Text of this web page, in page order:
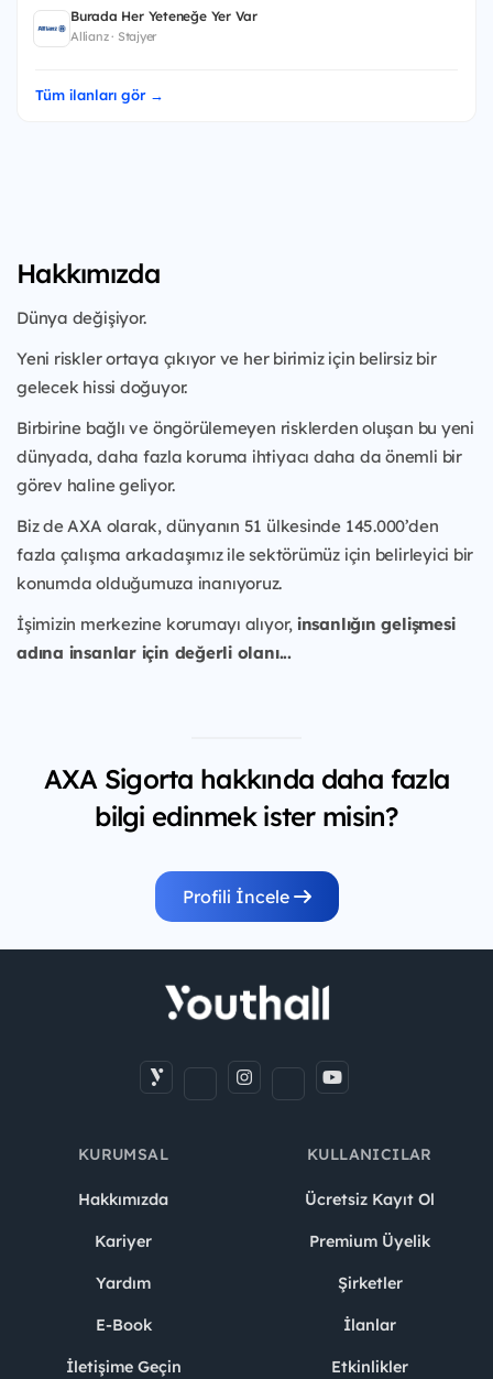
Burada Her Yeteneğe Yer Var
Allianz · Stajyer
Tüm ilanları gör →
Hakkımızda
Dünya değişiyor.
Yeni riskler ortaya çıkıyor ve her birimiz için belirsiz bir
gelecek hissi doğuyor.
Birbirine bağlı ve öngörülemeyen risklerden oluşan bu yeni
dünyada, daha fazla koruma ihtiyacı daha da önemli bir
görev haline geliyor.
Biz de AXA olarak, dünyanın 51 ülkesinde 145.000’den
fazla çalışma arkadaşımız ile sektörümüz için belirleyici bir
konumda olduğumuza inanıyoruz.
İşimizin merkezine korumayı alıyor, insanlığın gelişmesi
adına insanlar için değerli olanı...
AXA Sigorta hakkında daha fazla
bilgi edinmek ister misin?
Profili İncele
KURUMSAL
Hakkımızda
Kariyer
Yardım
E-Book
İletişime Geçin
KULLANICILAR
Ücretsiz Kayıt Ol
Premium Üyelik
Şirketler
İlanlar
Etkinlikler